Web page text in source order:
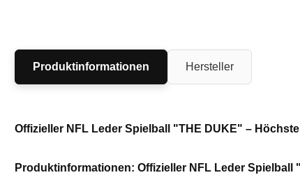
Produktinformationen Hersteller
Offizieller NFL Leder Spielball "THE DUKE" –
Produktinformationen: Offizieller NFL Leder Spielball